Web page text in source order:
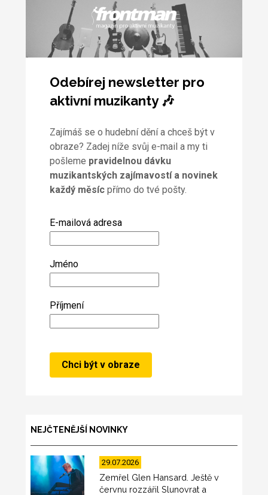
Odebírej newsletter pro
aktivní muzikanty 🎶
Zajímáš se o hudební dění a chceš být v
obraze? Zadej níže svůj e-mail a my ti
pošleme pravidelnou dávku
muzikantských zajímavostí a novinek
každý měsícpřímo do tvé pošty.
E-mailová adresa
Jméno
Příjmení
NEJČTENĚJŠÍ NOVINKY
29.07.2026
Zemřel Glen Hansard. Ještě v
červnu rozzářil Slunovrat a